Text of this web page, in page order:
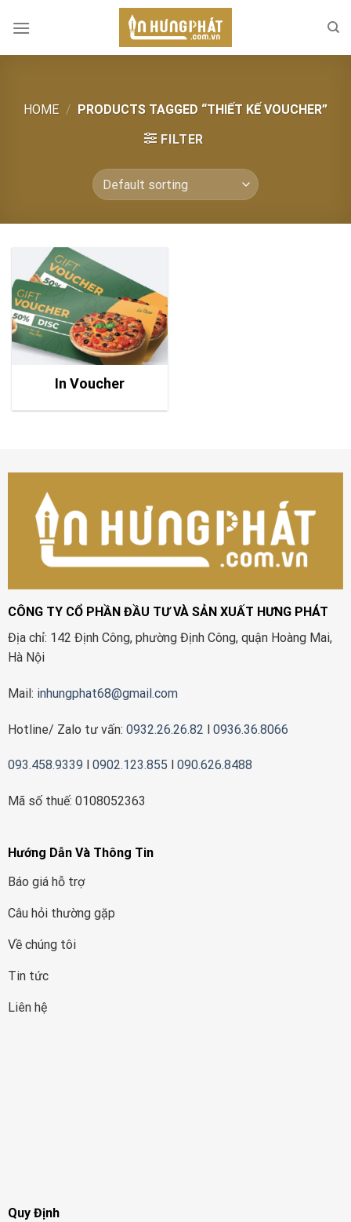
HOME / PRODUCTS TAGGED “THIẾT KẾ VOUCHER”
FILTER
In Voucher
CÔNG TY CỔ PHẦN ĐẦU TƯ VÀ SẢN XUẤT HƯNG PHÁT
Địa chỉ: 142 Định Công, phường Định Công, quận Hoàng Mai,
Hà Nội
Mail: inhungphat68@gmail.com
Hotline/ Zalo tư vấn: 0932.26.26.82 l 0936.36.8066
093.458.9339 0902.123.855 090.626.8488
Mã số thuế: 0108052363
Hướng Dẫn Và Thông Tin
Báo giá hỗ trợ
Câu hỏi thường gặp
Về chúng tôi
Tin tức
Liên hệ
Quy Định